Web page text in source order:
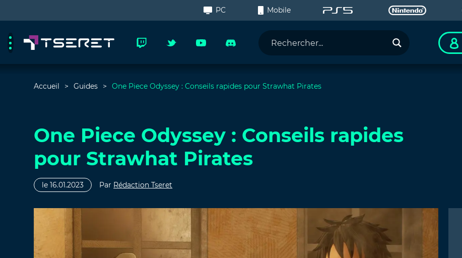
PC Mobile
Accueil Guides One Piece Odyssey : Conseils rapides pour Strawhat Pirates
One Piece Odyssey : Conseils rapides
pour Strawhat Pirates
le 16.01.2023 Par Rédaction Tseret